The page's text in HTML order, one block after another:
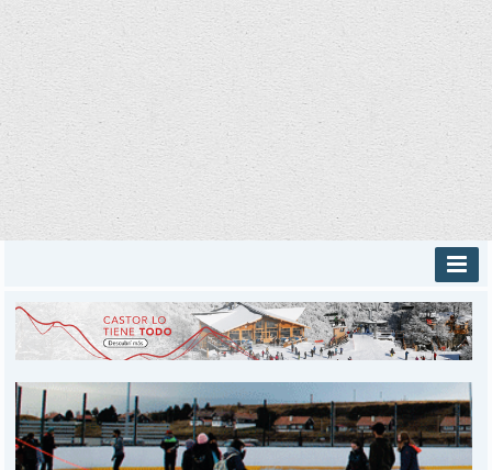
INICIO
PROVINCIALES
DEPORTES
POLICIALES
I-DIARIO